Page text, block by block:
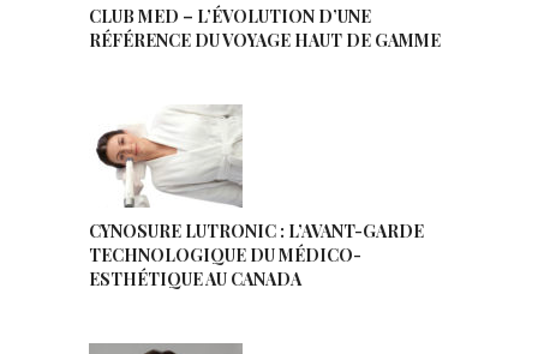
CLUB MED – L’ÉVOLUTION D’UNE
RÉFÉRENCE DU VOYAGE HAUT DE GAMME
CYNOSURE LUTRONIC : L’AVANT-GARDE
TECHNOLOGIQUE DU MÉDICO-
ESTHÉTIQUE AU CANADA